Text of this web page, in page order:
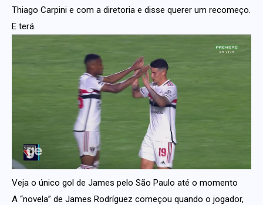
Thiago Carpini e com a diretoria e disse querer um recomeço.
E terá.
Veja o único gol de James pelo São Paulo até o momento
A “novela” de James Rodríguez começou quando o jogador,